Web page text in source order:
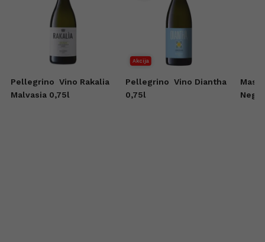
Pellegrino Vino Rakalia
Malvasia 0,75l
Akcija
Pellegrino Vino Diantha
0,75l